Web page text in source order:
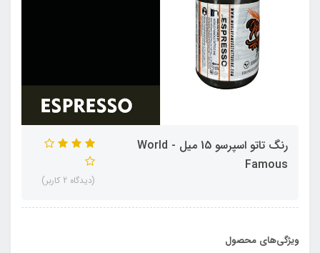
رنگ تاتو اسپرسو 15 میل - World
Famous
(دیدگاه 2 کاربر)
ویژگی‌های محصول